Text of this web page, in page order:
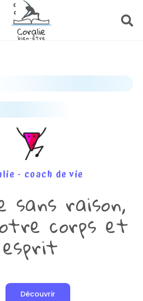
- coach de vie
sans raison,
corps et
Découvrir